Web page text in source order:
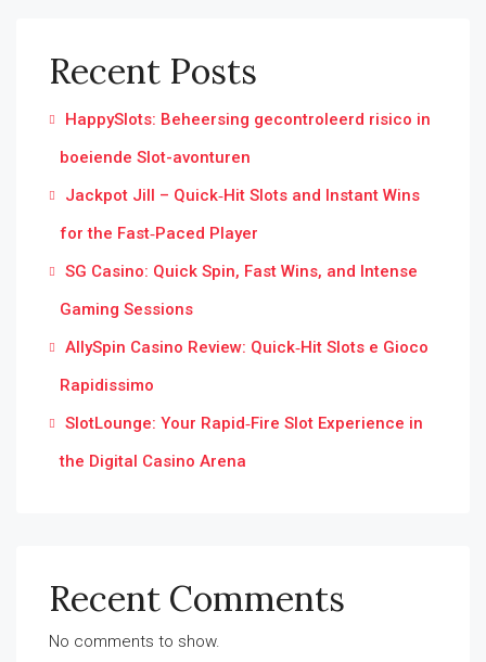
Recent Posts
HappySlots: Beheersing gecontroleerd risico in
boeiende Slot-avonturen
Jackpot Jill – Quick‑Hit Slots and Instant Wins
for the Fast‑Paced Player
SG Casino: Quick Spin, Fast Wins, and Intense
Gaming Sessions
AllySpin Casino Review: Quick‑Hit Slots e Gioco
Rapidissimo
SlotLounge: Your Rapid‑Fire Slot Experience in
the Digital Casino Arena
Recent Comments
No comments to show.